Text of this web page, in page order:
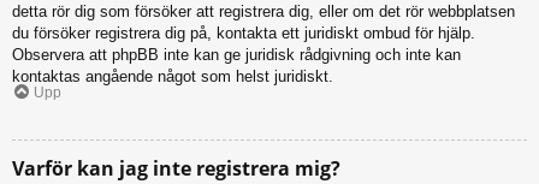
detta rör dig som försöker att registrera dig, eller om det rör webbplatsen
du försöker registrera dig på, kontakta ett juridiskt ombud för hjälp.
Observera att phpBB inte kan ge juridisk rådgivning och inte kan
kontaktas angående något som helst juridiskt.
Upp
Varför kan jag inte registrera mig?